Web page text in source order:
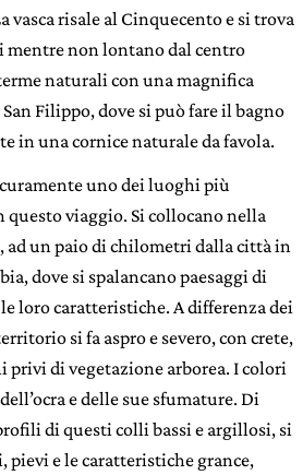
vasca risale al Cinquecento e si trova
mentre non lontano dal centro
naturali con una magnifica
Filippo, dove si può fare il bagno
in una cornice naturale da favola.
uno dei luoghi più
viaggio. Si collocano nella
ad un paio di chilometri dalla città in
dove si spalancano paesaggi di
loro caratteristiche. A differenza dei
si fa aspro e severo, con crete,
privi di vegetazione arborea. I colori
e delle sue sfumature. Di
di questi colli bassi e argillosi, si
e le caratteristiche grance,